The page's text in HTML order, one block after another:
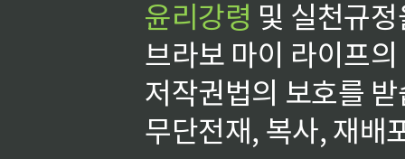
윤리강령 및 실천규
브라보 마이 라이프
저작권법의 보호를
무단전재, 복사, 재배